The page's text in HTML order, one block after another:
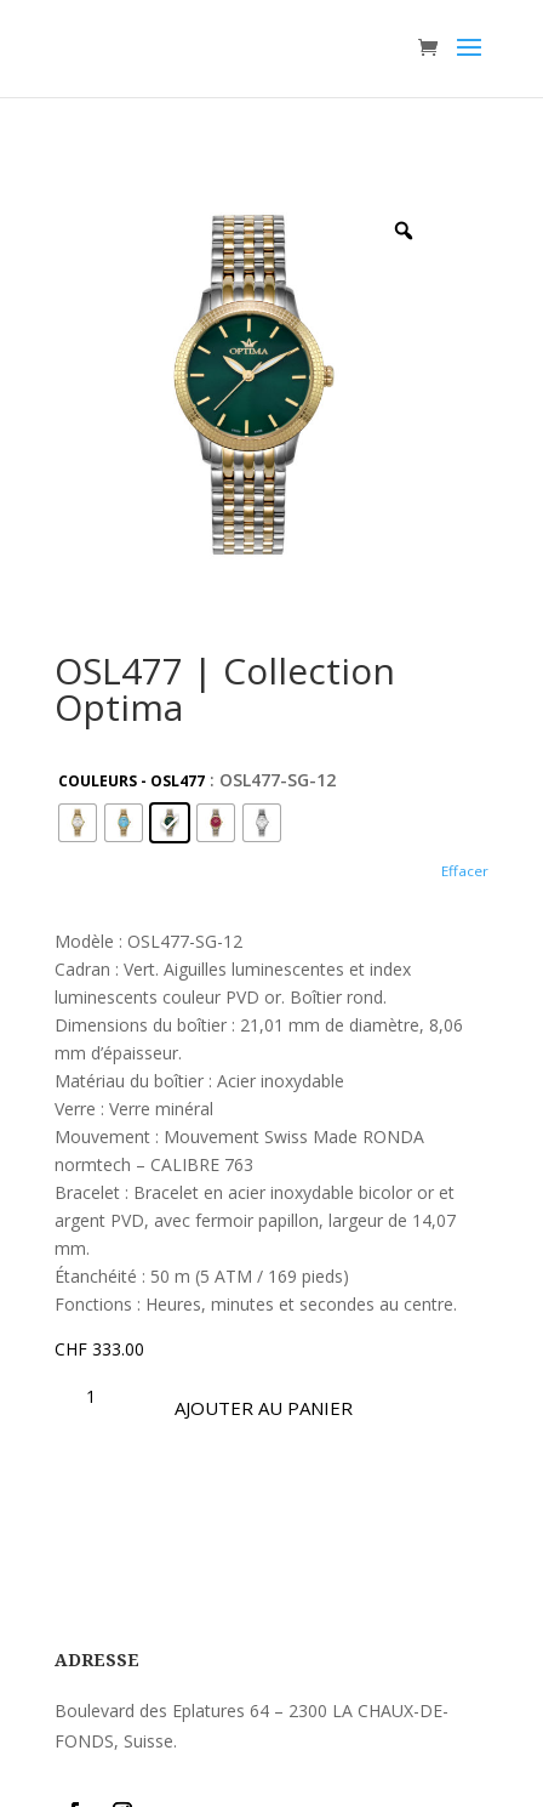
OSL477 | Collection
Optima
COULEURS - OSL477 : OSL477-SG-12
Effacer
Modèle : OSL477-SG-12
Cadran : Vert. Aiguilles luminescentes et index
luminescents couleur PVD or. Boîtier rond.
Dimensions du boîtier : 21,01 mm de diamètre, 8,06
mm d’épaisseur.
Matériau du boîtier : Acier inoxydable
Verre : Verre minéral
Mouvement : Mouvement Swiss Made RONDA
normtech – CALIBRE 763
Bracelet : Bracelet en acier inoxydable bicolor or et
argent PVD, avec fermoir papillon, largeur de 14,07
mm.
Étanchéité : 50 m (5 ATM / 169 pieds)
Fonctions : Heures, minutes et secondes au centre.
CHF333.00
AJOUTER AU PANIER
ADRESSE
Boulevard des Eplatures 64 – 2300 LA CHAUX-DE-
FONDS, Suisse.